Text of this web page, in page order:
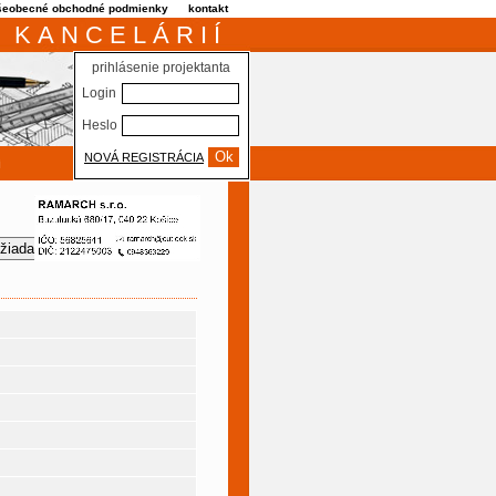
obchodné podmienky kontakt
prihlásenie projektanta
Login
Heslo
NOVÁ REGISTRÁCIA
KANCELÁRIÍ
ponuku od projektanta